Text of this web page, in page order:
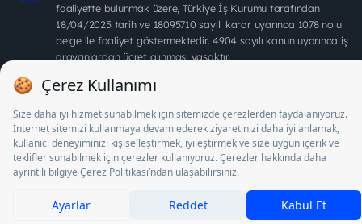
faaliyette bulunmak üzere, Türkiye İş Kurumu tarafından
18/04/2025 tarih ve 18095710 sayılı karar uyarınca 1078 nolu
belge ile faaliyet göstermektedir. 4904 sayılı kanun uyarınca iş
arayanlardan ücret alınması yasaktır.